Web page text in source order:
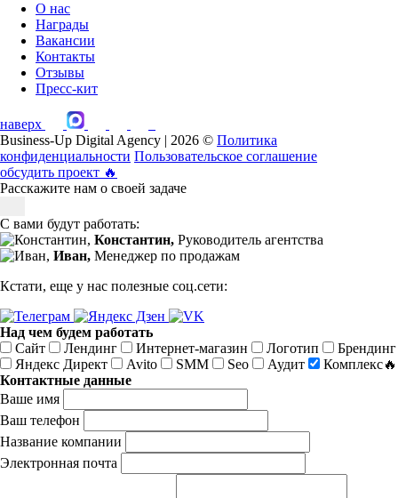
О нас
Награды
Вакансии
Контакты
Отзывы
Пресс-кит
наверх
Business-Up Digital Agency | 2026 © Политика
конфиденциальности Пользовательское соглашение
обсудить проект 🔥
Расскажите нам о своей задаче
С вами будут работать:
Константин, Руководитель агентства
Иван, Менеджер по продажам
Кстати, еще у нас полезные соц.сети:
Над чем будем работать
Сайт
Лендинг Интернет-магазин Логотип
Брендинг
Яндекс Директ
Avito SMM Seo Аудит
Комплекс🔥
Контактные данные
Ваше имя
Ваш телефон
Название компании
Электронная почта